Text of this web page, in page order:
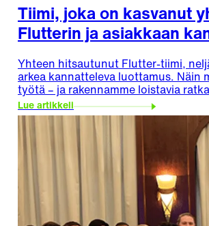
Tiimi, joka on kasvanut
Flutterin ja asiakkaan
Yhteen hitsautunut Flutter-tiimi,
arkea kannatteleva luottamus. Näin
työtä – ja rakennamme loistavia
Lue artikkeli